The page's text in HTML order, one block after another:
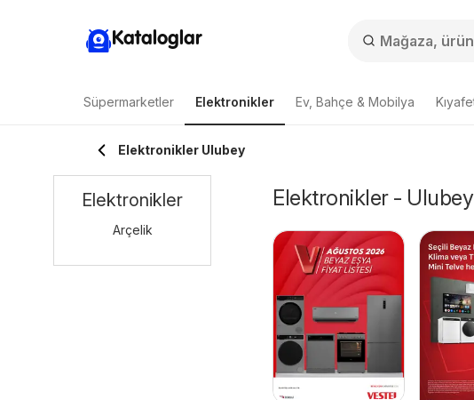
Kataloglar
Süpermarketler Elektronikler Ev, Bahçe & Mobilya
Elektronikler Ulubey
Elektronikler -
Elektronikler
Arçelik